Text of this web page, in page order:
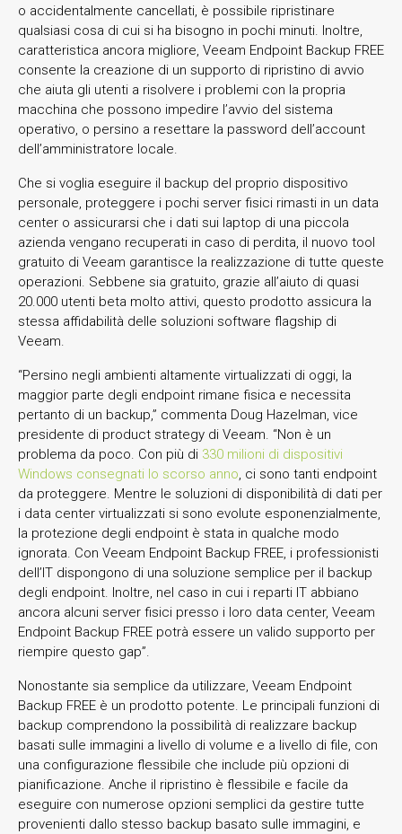
o accidentalmente cancellati, è possibile ripristinare
qualsiasi cosa di cui si ha bisogno in pochi minuti. Inoltre,
caratteristica ancora migliore, Veeam Endpoint Backup FREE
consente la creazione di un supporto di ripristino di avvio
che aiuta gli utenti a risolvere i problemi con la propria
macchina che possono impedire l’avvio del sistema
operativo, o persino a resettare la password dell’account
dell’amministratore locale.
Che si voglia eseguire il backup del proprio dispositivo
personale, proteggere i pochi server fisici rimasti in un data
center o assicurarsi che i dati sui laptop di una piccola
azienda vengano recuperati in caso di perdita, il nuovo tool
gratuito di Veeam garantisce la realizzazione di tutte queste
operazioni. Sebbene sia gratuito, grazie all’aiuto di quasi
20.000 utenti beta molto attivi, questo prodotto assicura la
stessa affidabilità delle soluzioni software flagship di
Veeam.
“Persino negli ambienti altamente virtualizzati di oggi, la
maggior parte degli endpoint rimane fisica e necessita
pertanto di un backup,” commenta Doug Hazelman, vice
presidente di product strategy di Veeam. “Non è un
problema da poco. Con più di 330 milioni di dispositivi
Windows consegnati lo scorso anno, ci sono tanti endpoint
da proteggere. Mentre le soluzioni di disponibilità di dati per
i data center virtualizzati si sono evolute esponenzialmente,
la protezione degli endpoint è stata in qualche modo
ignorata. Con Veeam Endpoint Backup FREE, i professionisti
dell’IT dispongono di una soluzione semplice per il backup
degli endpoint. Inoltre, nel caso in cui i reparti IT abbiano
ancora alcuni server fisici presso i loro data center, Veeam
Endpoint Backup FREE potrà essere un valido supporto per
riempire questo gap”.
Nonostante sia semplice da utilizzare, Veeam Endpoint
Backup FREE è un prodotto potente. Le principali funzioni di
backup comprendono la possibilità di realizzare backup
basati sulle immagini a livello di volume e a livello di file, con
una configurazione flessibile che include più opzioni di
pianificazione. Anche il ripristino è flessibile e facile da
eseguire con numerose opzioni semplici da gestire tutte
provenienti dallo stesso backup basato sulle immagini, e